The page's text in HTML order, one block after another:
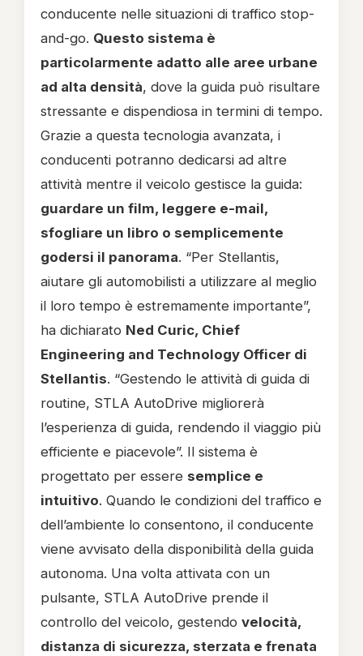
conducente nelle situazioni di traffico stop-
and-go. Questo sistema è
particolarmente adatto alle aree urbane
ad alta densità, dove la guida può risultare
stressante e dispendiosa in termini di tempo.
Grazie a questa tecnologia avanzata, i
conducenti potranno dedicarsi ad altre
attività mentre il veicolo gestisce la guida:
guardare un film, leggere e-mail,
sfogliare un libro o semplicemente
godersi il panorama. “Per Stellantis,
aiutare gli automobilisti a utilizzare al meglio
il loro tempo è estremamente importante”,
ha dichiarato Ned Curic, Chief
Engineering and Technology Officer di
Stellantis. “Gestendo le attività di guida di
routine, STLA AutoDrive migliorerà
l’esperienza di guida, rendendo il viaggio più
efficiente e piacevole”. Il sistema è
progettato per essere semplice e
intuitivo. Quando le condizioni del traffico e
dell’ambiente lo consentono, il conducente
viene avvisato della disponibilità della guida
autonoma. Una volta attivata con un
pulsante, STLA AutoDrive prende il
controllo del veicolo, gestendo velocità,
distanza di sicurezza, sterzata e frenata